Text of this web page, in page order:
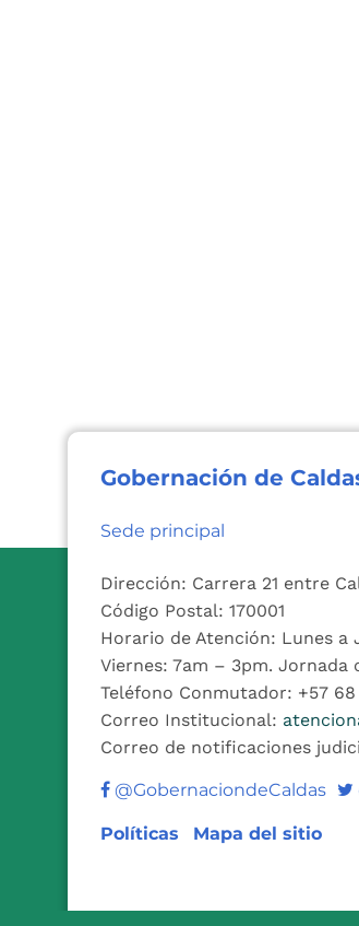
Gobernación de
Sede principal
Dirección: Carrera 21 entre
Código Postal: 170001
Horario de Atención: Lunes a
Viernes: 7am – 3pm. Jornada
Teléfono Conmutador: +57
Correo Institucional:
Correo de notificaciones
@GobernaciondeCaldas
Políticas Mapa del sitio